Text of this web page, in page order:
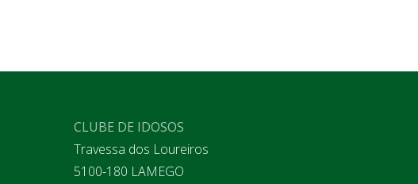
CLUBE DE IDOSOS
Travessa dos Loureiros
5100-180 LAMEGO